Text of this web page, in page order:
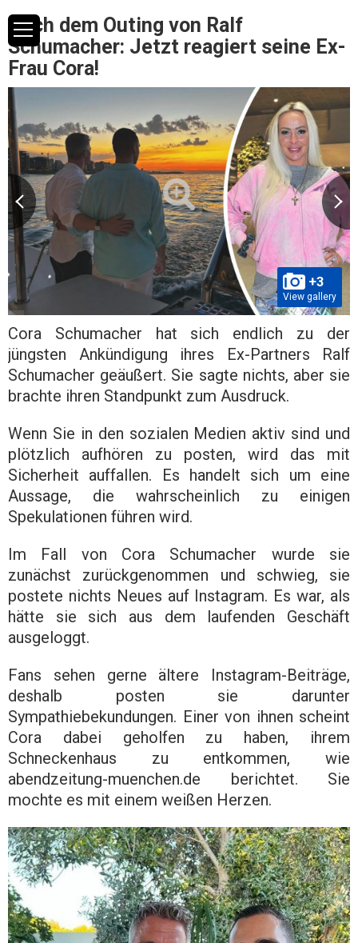
Nach dem Outing von Ralf
Schumacher: Jetzt reagiert seine Ex-
Frau Cora!
+3
View gallery
Cora Schumacher hat sich endlich zu der
jüngsten Ankündigung ihres Ex-Partners Ralf
Schumacher geäußert. Sie sagte nichts, aber sie
brachte ihren Standpunkt zum Ausdruck.
Wenn Sie in den sozialen Medien aktiv sind und
plötzlich aufhören zu posten, wird das mit
Sicherheit auffallen. Es handelt sich um eine
Aussage, die wahrscheinlich zu einigen
Spekulationen führen wird.
Im Fall von Cora Schumacher wurde sie
zunächst zurückgenommen und schwieg, sie
postete nichts Neues auf Instagram. Es war, als
hätte sie sich aus dem laufenden Geschäft
ausgeloggt.
Fans sehen gerne ältere Instagram-Beiträge,
deshalb posten sie darunter
Sympathiebekundungen. Einer von ihnen scheint
Cora dabei geholfen zu haben, ihrem
Schneckenhaus zu entkommen, wie
abendzeitung-muenchen.de berichtet. Sie
mochte es mit einem weißen Herzen.